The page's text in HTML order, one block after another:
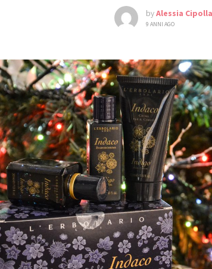
byAlessia Cipolla
9 ANNI AGO